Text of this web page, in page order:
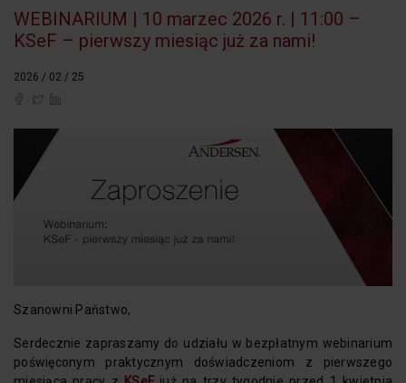
WEBINARIUM | 10 marzec 2026 r. | 11:00 –
KSeF – pierwszy miesiąc już za nami!
2026 / 02 / 25
Szanowni Państwo,
Serdecznie zapraszamy do udziału w bezpłatnym webinarium
poświęconym praktycznym doświadczeniom z pierwszego